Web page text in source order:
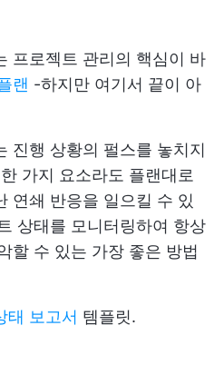
프로젝트 관리의 핵심이 바
랜 -하지만 여기서 끝이 아
진행 상황의 펄스를 놓치지
가지 요소라도 플랜대로
연쇄 반응을 일으킬 수 있
상태를 모니터링하여 항상
할 수 있는 가장 좋은 방법
태 보고서 템플릿.